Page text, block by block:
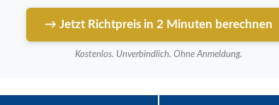
→ Jetzt Richtpreis in 2 Minuten berechnen
Kostenlos. Unverbindlich. Ohne Anmeldung.